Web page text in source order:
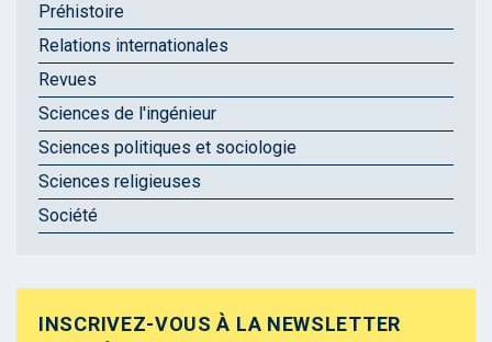
Préhistoire
Relations internationales
Revues
Sciences de l'ingénieur
Sciences politiques et sociologie
Sciences religieuses
Société
INSCRIVEZ-VOUS À LA NEWSLETTER